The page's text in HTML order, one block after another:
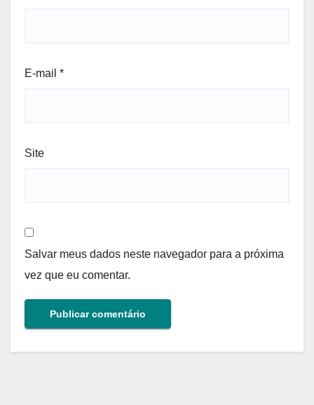
E-mail *
Site
Salvar meus dados neste navegador para a próxima
vez que eu comentar.